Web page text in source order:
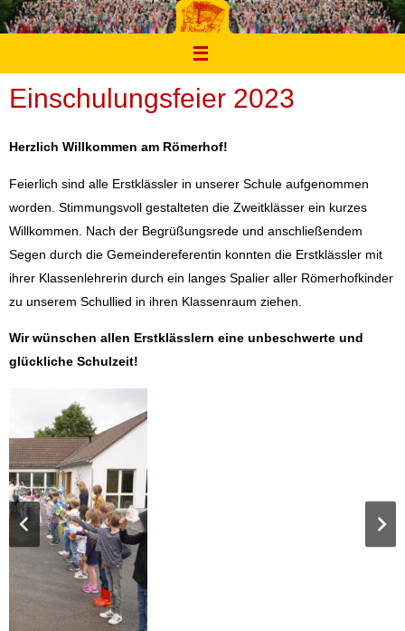
Zum
Inhalt
Einschulungsfeier 2023
Herzlich Willkommen am Römerhof!
Feierlich sind alle Erstklässler in unserer Schule aufgenommen
worden. Stimmungsvoll gestalteten die Zweitklässer ein kurzes
Willkommen. Nach der Begrüßungsrede und anschließendem
Segen durch die Gemeindereferentin konnten die Erstklässler mit
ihrer Klassenlehrerin durch ein langes Spalier aller Römerhofkinder
zu unserem Schullied in ihren Klassenraum ziehen.
Wir wünschen allen Erstklässlern eine unbeschwerte und
glückliche Schulzeit!